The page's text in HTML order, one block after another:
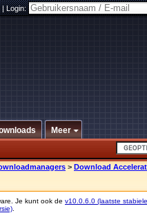
|Login:
Meer
> Download
Je kunt ook de v10.0.6.0 (laatste